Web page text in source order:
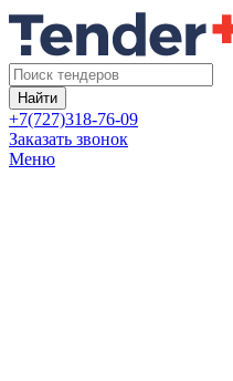
Найти
+7(727)318-76-09
Заказать звонок
Меню